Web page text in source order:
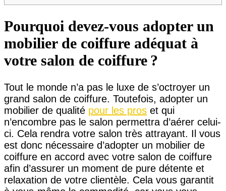
Pourquoi devez-vous adopter un
mobilier de coiffure adéquat à
votre salon de coiffure ?
Tout le monde n’a pas le luxe de s’octroyer un
grand salon de coiffure. Toutefois, adopter un
mobilier de qualité pour les pros et qui
n’encombre pas le salon permettra d’aérer celui-
ci. Cela rendra votre salon très attrayant. Il vous
est donc nécessaire d’adopter un mobilier de
coiffure en accord avec votre salon de coiffure
afin d’assurer un moment de pure détente et
relaxation de votre clientèle. Cela vous garantit